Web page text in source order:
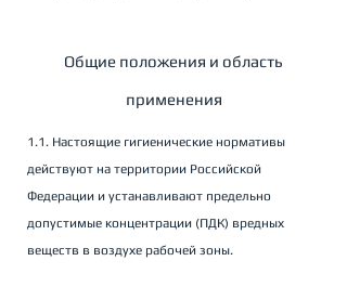
Общие положения и область
применения
1.1. Настоящие гигиенические нормативы
действуют на территории Российской
Федерации и устанавливают предельно
допустимые концентрации (ПДК) вредных
веществ в воздухе рабочей зоны.